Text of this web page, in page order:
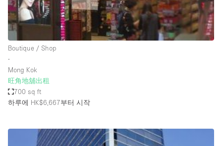
Event Space
Fair / Festival
Hall
Mall Shop
Mansion / House
Meeting Space
Other
Boutique / Shop
∙
Mong Kok
旺角地舖出租
700 sq ft
하루에 HK$6,667부터 시작